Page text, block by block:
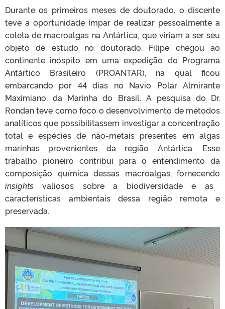
Durante os primeiros meses de doutorado, o discente
teve a oportunidade ímpar de realizar pessoalmente a
coleta de macroalgas na Antártica, que viriam a ser seu
objeto de estudo no doutorado. Filipe chegou ao
continente inóspito em uma expedição do Programa
Antártico Brasileiro (PROANTAR), na qual ficou
embarcando por 44 dias no Navio Polar Almirante
Maximiano, da Marinha do Brasil. A pesquisa do Dr.
Rondan teve como foco o desenvolvimento de métodos
analíticos que possibilitassem investigar a concentração
total e espécies de não-metais presentes em algas
marinhas provenientes da região Antártica. Esse
trabalho pioneiro contribui para o entendimento da
composição química dessas macroalgas, fornecendo
insights valiosos sobre a biodiversidade e as
características ambientais dessa região remota e
preservada.